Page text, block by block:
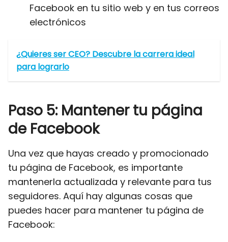
Facebook en tu sitio web y en tus correos
electrónicos
¿Quieres ser CEO? Descubre la carrera ideal
para lograrlo
Paso 5: Mantener tu página
de Facebook
Una vez que hayas creado y promocionado
tu página de Facebook, es importante
mantenerla actualizada y relevante para tus
seguidores. Aquí hay algunas cosas que
puedes hacer para mantener tu página de
Facebook: